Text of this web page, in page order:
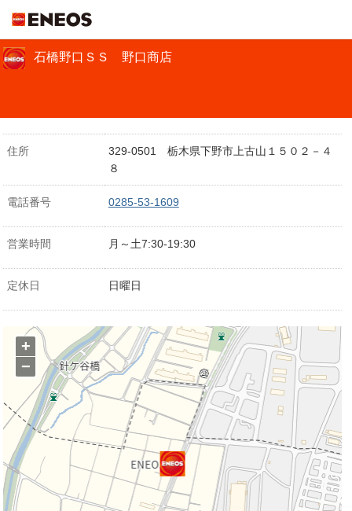
石橋野口ＳＳ 野口商店
住所
329-0501 栃木県下野市上古山１５０２－４
８
電話番号 0285-53-1609
営業時間 月～土7:30-19:30
定休日 日曜日
+
−